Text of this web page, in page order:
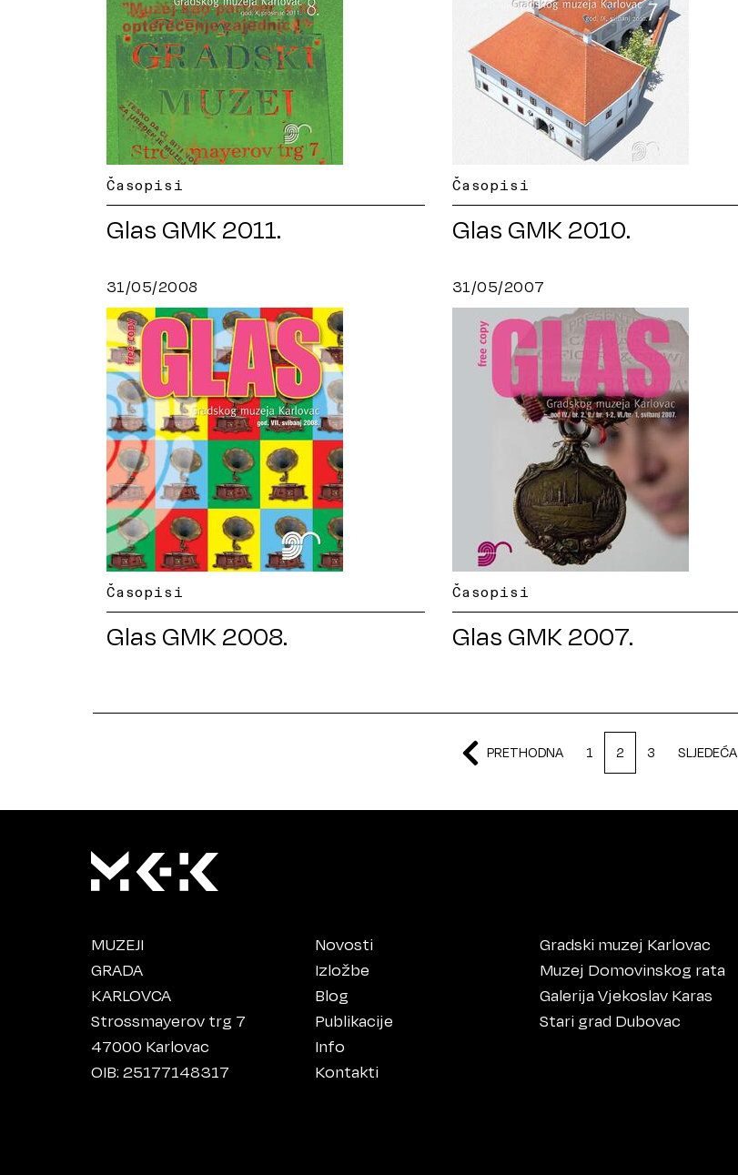
Časopisi
Glas GMK 2011.
Časopisi
Glas GMK 2010.
31/05/2008
Časopisi
Glas GMK 2008.
31/05/2007
Časopisi
Glas GMK 2007.
PRETHODNA 1 2 3 SLJEDEĆA
MUZEJI
GRADA
KARLOVCA
Strossmayerov trg 7
47000 Karlovac
OIB: 25177148317
Novosti
Izložbe
Blog
Publikacije
Info
Kontakti
Gradski muzej Karlovac
Muzej Domovinskog rata
Galerija Vjekoslav Karas
Stari grad Dubovac